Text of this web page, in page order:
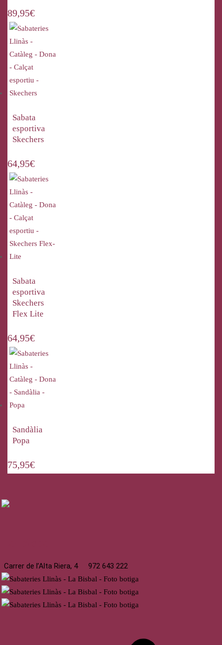
89,95€
Sabata
esportiva
Skechers
64,95€
Sabata
esportiva
Skechers
Flex Lite
64,95€
Sandàlia
Popa
75,95€
Carrer de l’Alta Riera, 4 972 643 222